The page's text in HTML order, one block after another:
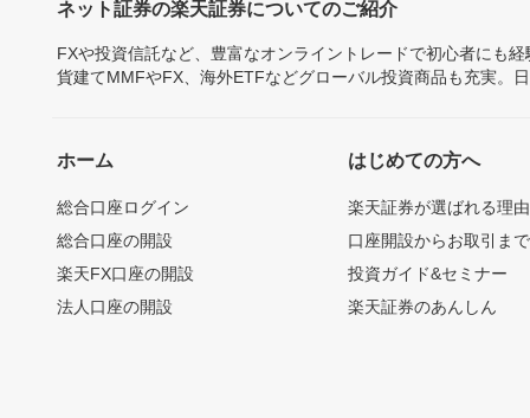
ネット証券の楽天証券についてのご紹介
FXや投資信託など、豊富なオンライントレードで初心者にも
貨建てMMFやFX、海外ETFなどグローバル投資商品も充実。
ホーム
総合口座ログイン
総合口座の開設
楽天FX口座の開設
法人口座の開設
はじめての方へ
楽天証券が選ばれる理由
口座開設からお取引ま
投資ガイド&セミナー
楽天証券のあんしん